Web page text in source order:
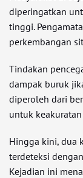
diperingatkan
tinggi.
perkembangan
Tindakan
dampak buruk
diperoleh dari
untuk
Hingga kini, dua
terdeteksi
Kejadian ini